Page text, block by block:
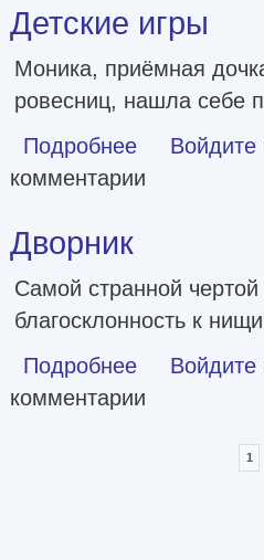
Детские игры
Моника, приёмная
ровесниц, нашла себе
Подробнее о Детские игры
Войдите
комментарии
Дворник
Самой странной
благосклонность к
Подробнее о ДворникВойдите
комментарии
1